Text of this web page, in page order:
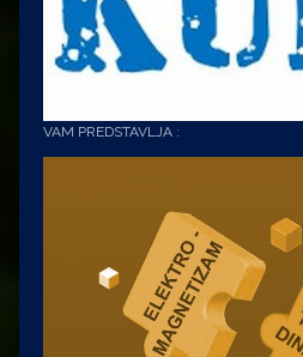
VAM PREDSTAVLJA :